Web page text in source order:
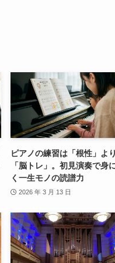
ピアノの練習は「根性」よ
「脳トレ」。初見演奏で身
く一生モノの読譜力
2026 年 3 月 13 日